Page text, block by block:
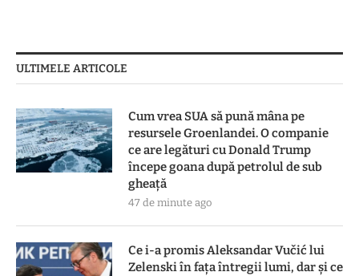
ULTIMELE ARTICOLE
Cum vrea SUA să pună mâna pe
resursele Groenlandei. O companie
ce are legături cu Donald Trump
începe goana după petrolul de sub
gheață
47 de minute ago
Ce i-a promis Aleksandar Vučić lui
Zelenski în fața întregii lumi, dar și ce